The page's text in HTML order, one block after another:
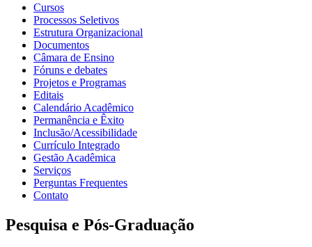
Cursos
Processos Seletivos
Estrutura Organizacional
Documentos
Câmara de Ensino
Fóruns e debates
Projetos e Programas
Editais
Calendário Acadêmico
Permanência e Êxito
Inclusão/Acessibilidade
Currículo Integrado
Gestão Acadêmica
Serviços
Perguntas Frequentes
Contato
Pesquisa e Pós-Graduação